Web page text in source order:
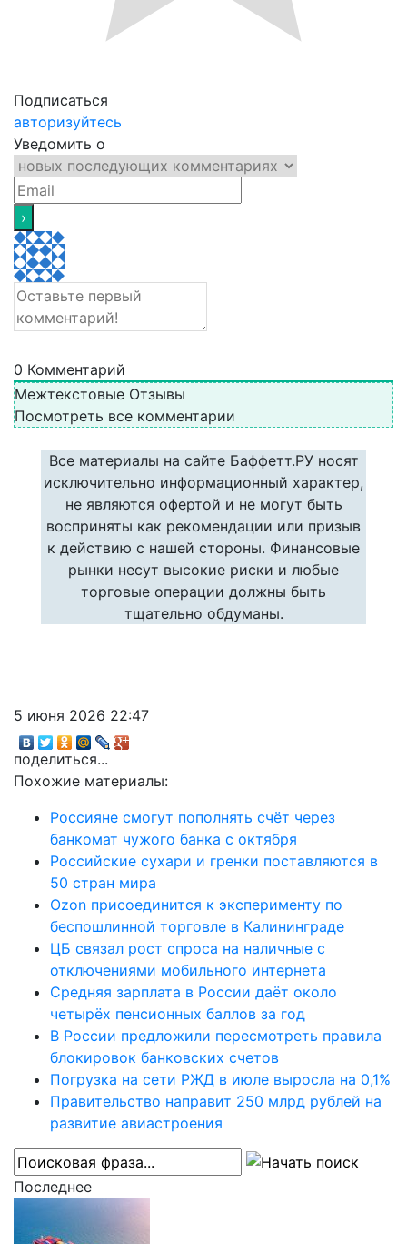
Подписаться
авторизуйтесь
Уведомить о
0 Комментарий
Межтекстовые Отзывы
Посмотреть все комментарии
Все материалы на сайте Баффетт.РУ носят
исключительно информационный характер,
не являются офертой и не могут быть
восприняты как рекомендации или призыв
к действию с нашей стороны. Финансовые
рынки несут высокие риски и любые
торговые операции должны быть
тщательно обдуманы.
5 июня 2026 22:47
поделиться...
Похожие материалы:
Россияне смогут пополнять счёт через
банкомат чужого банка с октября
Российские сухари и гренки поставляются в
50 стран мира
Ozon присоединится к эксперименту по
беспошлинной торговле в Калининграде
ЦБ связал рост спроса на наличные с
отключениями мобильного интернета
Средняя зарплата в России даёт около
четырёх пенсионных баллов за год
В России предложили пересмотреть правила
блокировок банковских счетов
Погрузка на сети РЖД в июле выросла на 0,1%
Правительство направит 250 млрд рублей на
развитие авиастроения
Последнее